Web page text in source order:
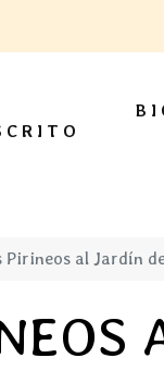
Pirineos al Jardín